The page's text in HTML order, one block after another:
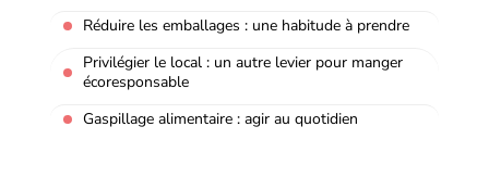
Réduire les emballages : une habitude à prendre
Privilégier le local : un autre levier pour manger
écoresponsable
Gaspillage alimentaire : agir au quotidien